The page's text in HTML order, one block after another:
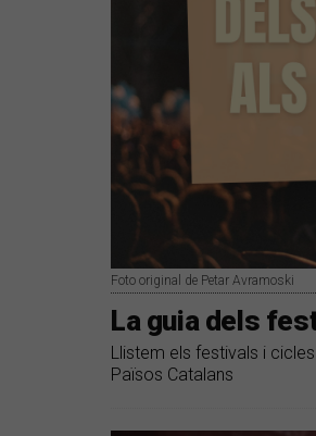
Foto original de Petar Avramoski
La guia dels
Llistem els festivals i
Països Catalans